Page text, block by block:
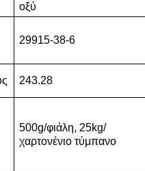
οξύ
29915-38-6
243.28
500g/φιάλη, 25kg/
χαρτονένιο τύμπανο